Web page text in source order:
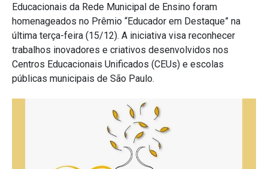
Educacionais da Rede Municipal de Ensino foram
homenageados no Prêmio “Educador em Destaque” na
última terça-feira (15/12). A iniciativa visa reconhecer
trabalhos inovadores e criativos desenvolvidos nos
Centros Educacionais Unificados (CEUs) e escolas
públicas municipais de São Paulo.